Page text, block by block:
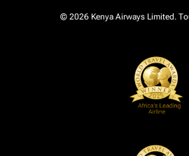
© 2026 Kenya Airways Limited.